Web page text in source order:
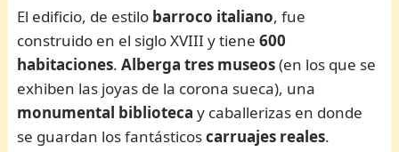
El edificio, de estilo barroco italiano, fue
construido en el siglo XVIII y tiene600
habitaciones.Alberga tres museos(en los que se
exhiben las joyas de la corona sueca), una
monumental biblioteca y caballerizas en donde
se guardan los fantásticoscarruajes reales.